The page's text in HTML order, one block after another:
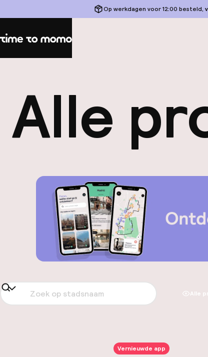
Op werkdagen voor 12:00 besteld,
Home
Alle
Alle
Vernieuwde app